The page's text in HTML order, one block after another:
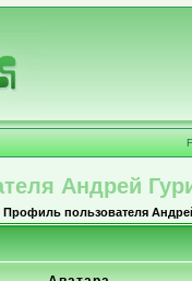
Андрей
Профиль пользователя